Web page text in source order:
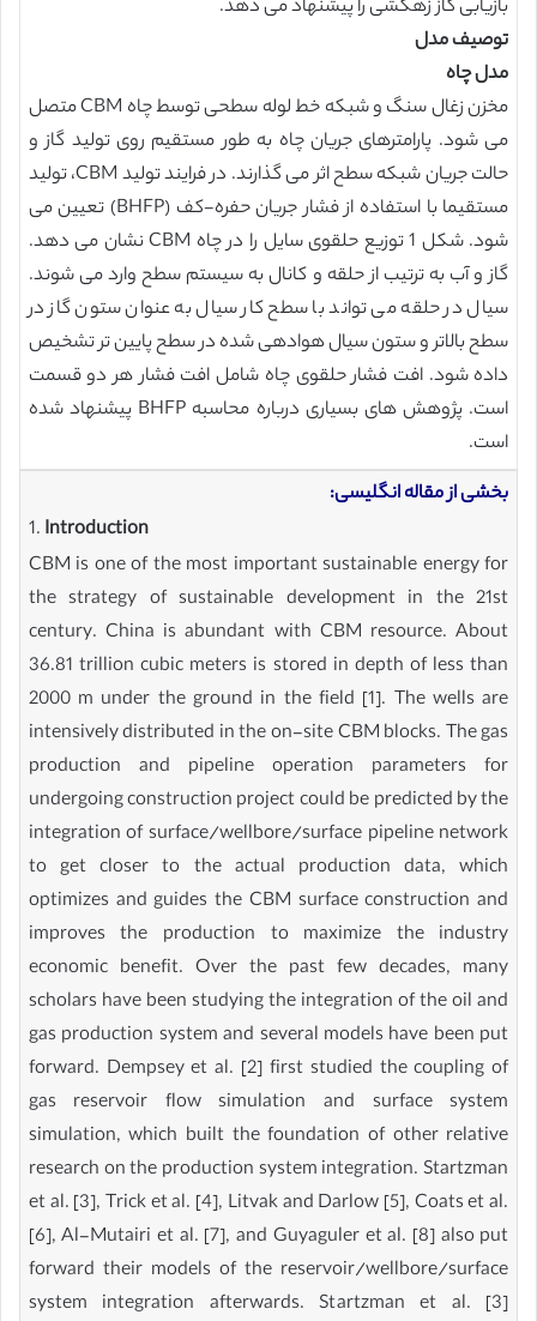
بازیابی گاز زهکشی را پیشنهاد می دهد.
توصیف مدل
مدل چاه
مخزن زغال سنگ و شبکه خط لوله سطحی توسط چاه CBM متصل
می شود. پارامترهای جریان چاه به طور مستقیم روی تولید گاز و
حالت جریان شبکه سطح اثر می گذارند. در فرایند تولید CBM، تولید
مستقیما با استفاده از فشار جریان حفره-کف (BHFP) تعیین می
شود. شکل 1 توزیع حلقوی سایل را در چاه CBM نشان می دهد.
گاز و آب به ترتیب از حلقه و کانال به سیستم سطح وارد می شوند.
سیال در حلقه می تواند با سطح کار سیال به عنوان ستون گاز در
سطح بالاتر و ستون سیال هوادهی شده در سطح پایین تر تشخیص
داده شود. افت فشار حلقوی چاه شامل افت فشار هر دو قسمت
است. پژوهش های بسیاری درباره محاسبه BHFP پیشنهاد شده
است.
بخشی از مقاله انگلیسی:
1. Introduction
CBM is one of the most important sustainable energy for
the strategy of sustainable development in the 21st
century. China is abundant with CBM resource. About
36.81 trillion cubic meters is stored in depth of less than
2000 m under the ground in the field [1]. The wells are
intensively distributed in the on-site CBM blocks. The gas
production and pipeline operation parameters for
undergoing construction project could be predicted by the
integration of surface/wellbore/surface pipeline network
to get closer to the actual production data, which
optimizes and guides the CBM surface construction and
improves the production to maximize the industry
economic benefit. Over the past few decades, many
scholars have been studying the integration of the oil and
gas production system and several models have been put
forward. Dempsey et al. [2] first studied the coupling of
gas reservoir flow simulation and surface system
simulation, which built the foundation of other relative
research on the production system integration. Startzman
et al. [3], Trick et al. [4], Litvak and Darlow [5], Coats et al.
[6], Al-Mutairi et al. [7], and Guyaguler et al. [8] also put
forward their models of the reservoir/wellbore/surface
system integration afterwards. Startzman et al. [3]